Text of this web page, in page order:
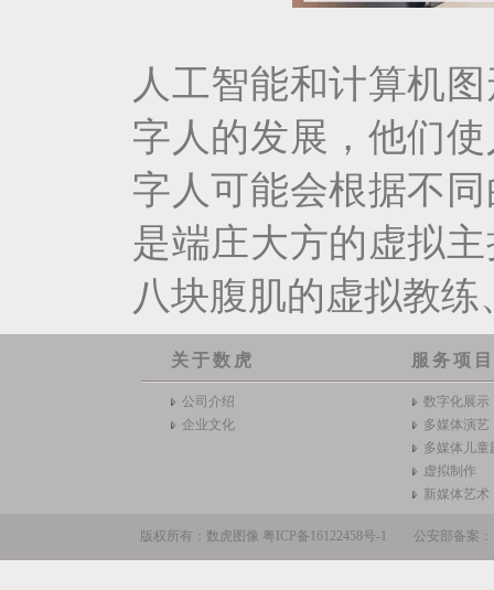
人工智能和计算机
字人的发展，他们
字人可能会根据不
是端庄大方的虚拟
八块腹肌的虚拟教
关于数虎 服务项目
公司介绍
企业文化
数字化展示
多媒体演艺
多媒体儿童
虚拟制作
新媒体艺术
版权所有：数虎图像 粤ICP备16122458号-1 公安部备案：